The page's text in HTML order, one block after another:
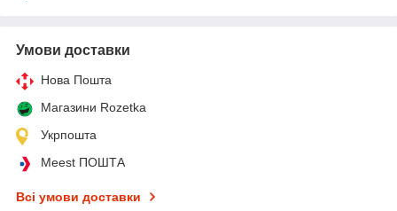
Умови доставки
Нова Пошта
Магазини Rozetka
Укрпошта
Meest ПОШТА
Всі умови доставки